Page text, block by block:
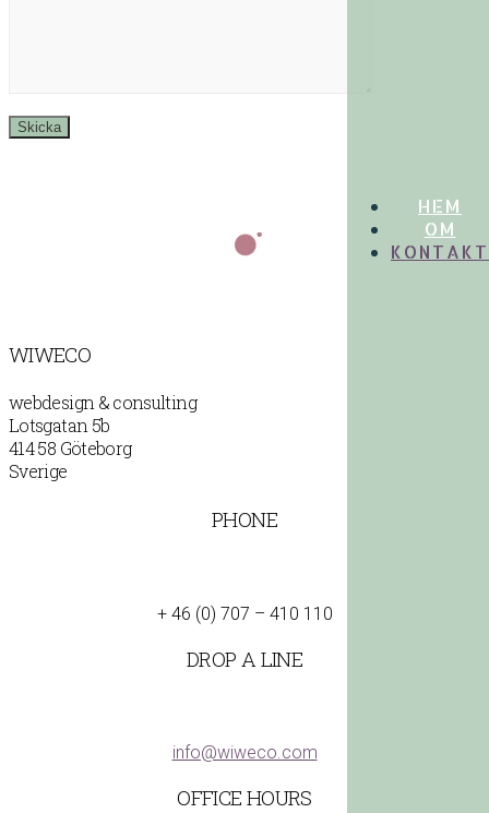
HEM
OM
KONTAKT
WIWECO
webdesign & consulting
Lotsgatan 5b
414 58 Göteborg
Sverige
PHONE
+ 46 (0) 707 – 410 110
DROP A LINE
info@wiweco.com
OFFICE HOURS